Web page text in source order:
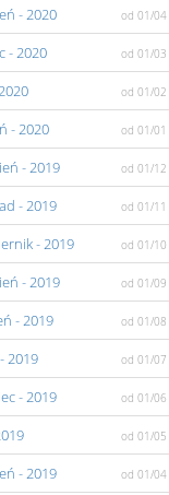
- 2020 od 01/04
- 2020 od 01/03
od 01/02
- 2020 od 01/01
- 2019 od 01/12
- 2019 od 01/11
- 2019 od 01/10
- 2019 od 01/09
- 2019 od 01/08
- 2019 od 01/07
- 2019 od 01/06
od 01/05
- 2019 od 01/04